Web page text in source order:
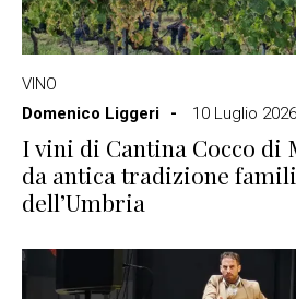
VINO
Domenico Liggeri
10 Luglio 2026
I vini di Cantina Cocco di
da antica tradizione
dell’Umbria